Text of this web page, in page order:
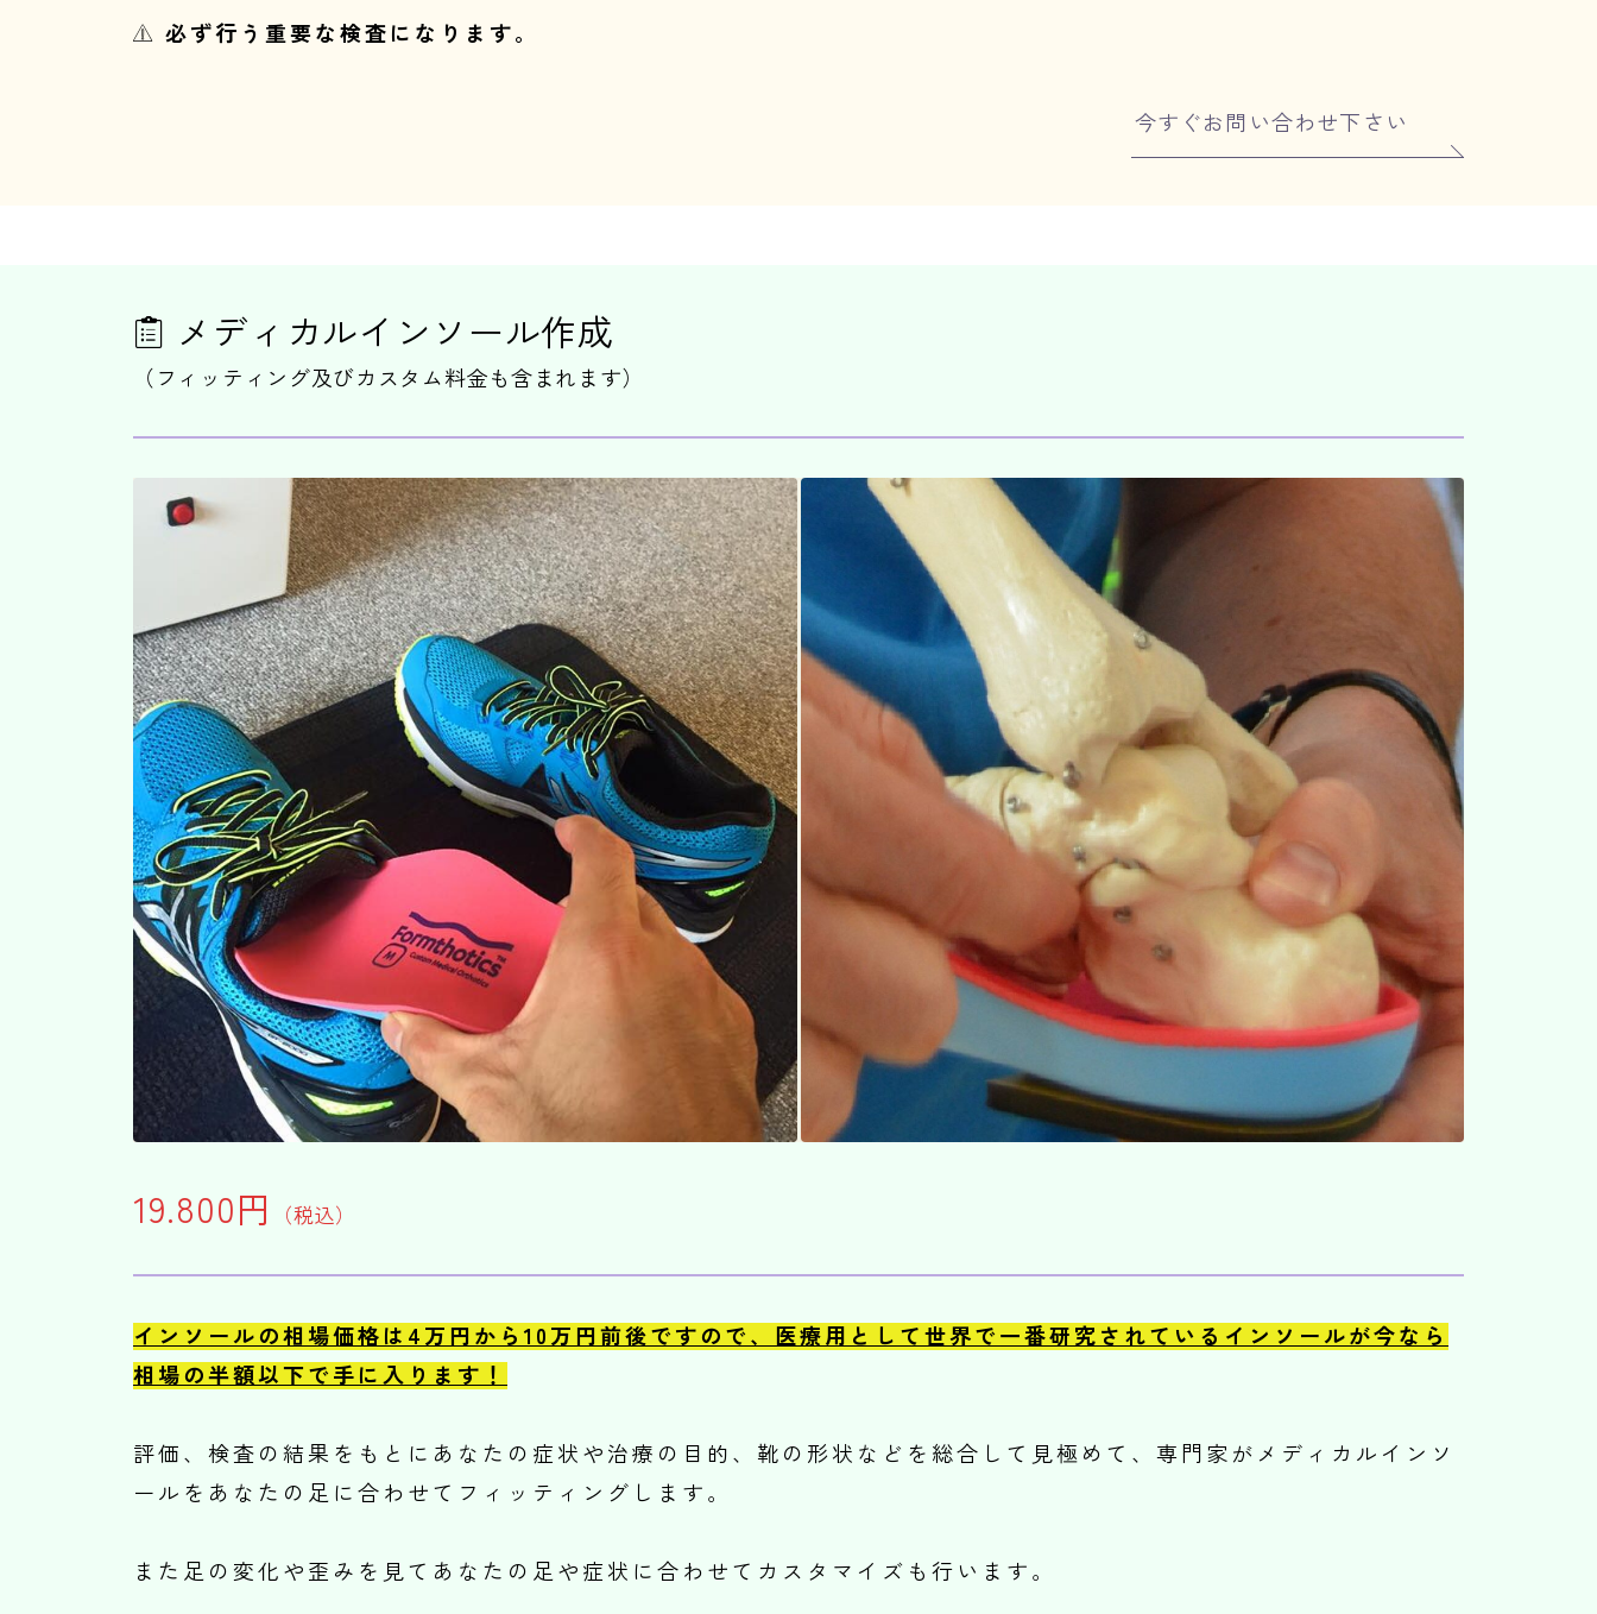
必ず行う重要な検査になります。
今すぐお問い合わせ下さい
メディカルインソール作成
（フィッティング及びカスタム料金も含まれます）
19.800円 （税込）
インソールの相場価格は4万円から10万円前後ですので、医療用として世界で一番研究されているインソールが今なら
相場の半額以下で手に入ります！
評価、検査の結果をもとにあなたの症状や治療の目的、靴の形状などを総合して見極めて、専門家がメディカルインソ
ールをあなたの足に合わせてフィッティングします。
また足の変化や歪みを見てあなたの足や症状に合わせてカスタマイズも行います。